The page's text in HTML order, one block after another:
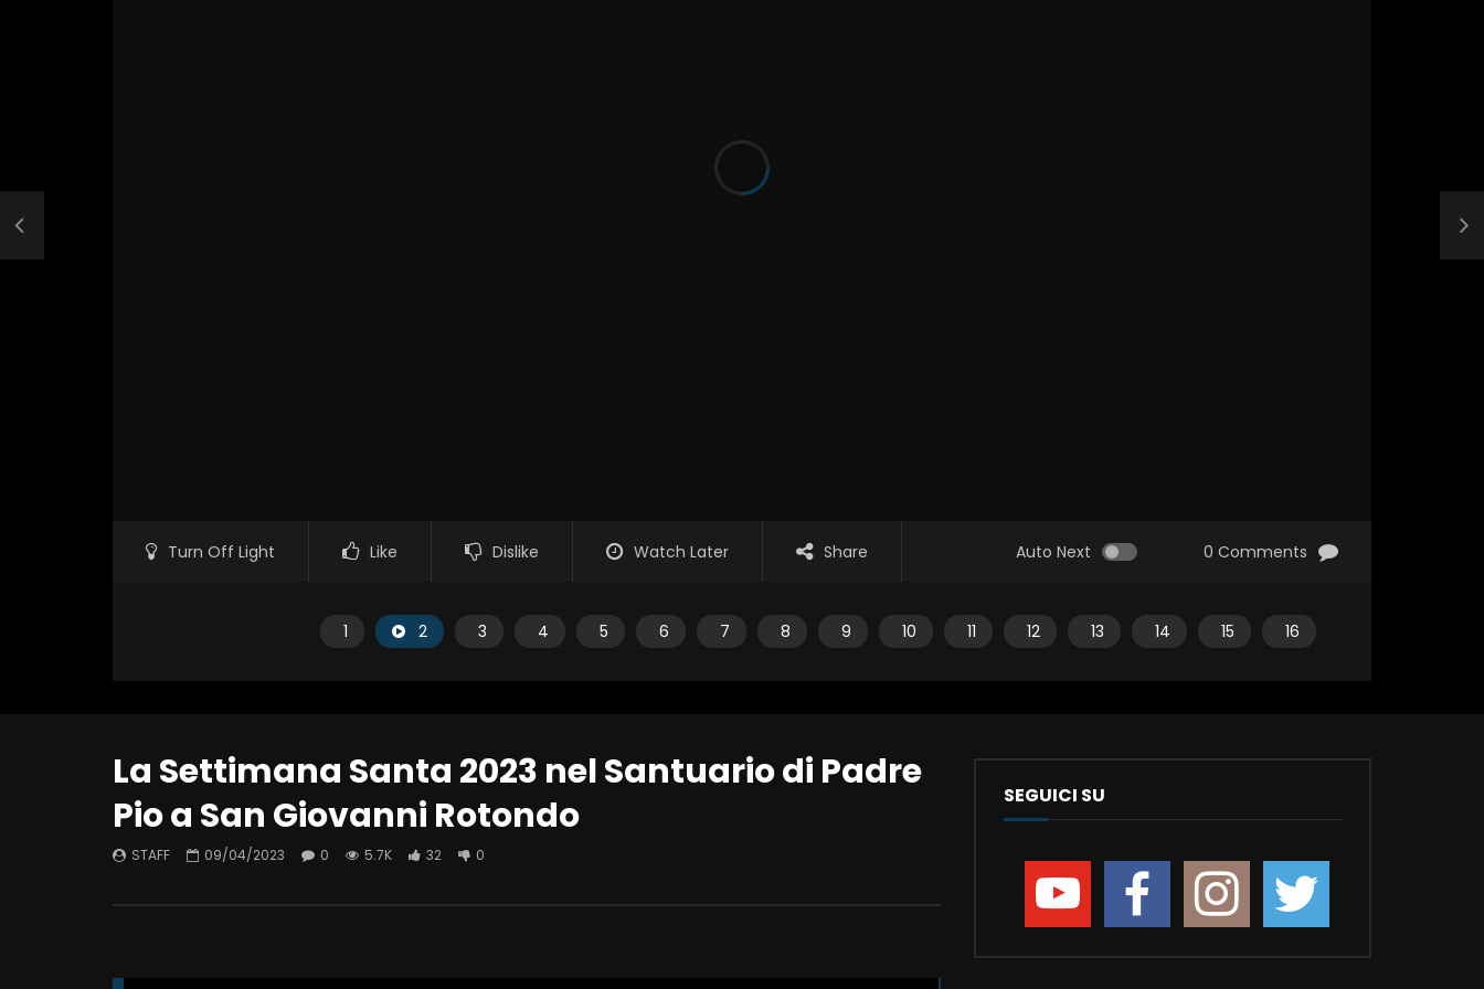
Turn Off Light Like Dislike Watch Later Share Auto Next 0 Comments
1 2 3 4 5 6 7 8 9 10 11 12 13 14 15 16
La Settimana Santa 2023 nel Santuario di Padre
Pio a San Giovanni Rotondo
STAFF 09/04/2023 0 5.7K 32 0
SEGUICI SU